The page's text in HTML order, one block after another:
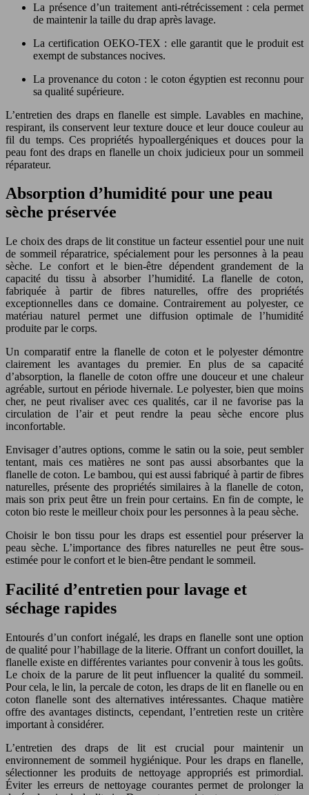
La présence d’un traitement anti-rétrécissement : cela permet
de maintenir la taille du drap après lavage.
La certification OEKO-TEX : elle garantit que le produit est
exempt de substances nocives.
La provenance du coton : le coton égyptien est reconnu pour
sa qualité supérieure.
L’entretien des draps en flanelle est simple. Lavables en machine,
respirant, ils conservent leur texture douce et leur douce couleur au
fil du temps. Ces propriétés hypoallergéniques et douces pour la
peau font des draps en flanelle un choix judicieux pour un sommeil
réparateur.
Absorption d’humidité pour une peau
sèche préservée
Le choix des draps de lit constitue un facteur essentiel pour une nuit
de sommeil réparatrice, spécialement pour les personnes à la peau
sèche. Le confort et le bien-être dépendent grandement de la
capacité du tissu à absorber l’humidité. La flanelle de coton,
fabriquée à partir de fibres naturelles, offre des propriétés
exceptionnelles dans ce domaine. Contrairement au polyester, ce
matériau naturel permet une diffusion optimale de l’humidité
produite par le corps.
Un comparatif entre la flanelle de coton et le polyester démontre
clairement les avantages du premier. En plus de sa capacité
d’absorption, la flanelle de coton offre une douceur et une chaleur
agréable, surtout en période hivernale. Le polyester, bien que moins
cher, ne peut rivaliser avec ces qualités, car il ne favorise pas la
circulation de l’air et peut rendre la peau sèche encore plus
inconfortable.
Envisager d’autres options, comme le satin ou la soie, peut sembler
tentant, mais ces matières ne sont pas aussi absorbantes que la
flanelle de coton. Le bambou, qui est aussi fabriqué à partir de fibres
naturelles, présente des propriétés similaires à la flanelle de coton,
mais son prix peut être un frein pour certains. En fin de compte, le
coton bio reste le meilleur choix pour les personnes à la peau sèche.
Choisir le bon tissu pour les draps est essentiel pour préserver la
peau sèche. L’importance des fibres naturelles ne peut être sous-
estimée pour le confort et le bien-être pendant le sommeil.
Facilité d’entretien pour lavage et
séchage rapides
Entourés d’un confort inégalé, les draps en flanelle sont une option
de qualité pour l’habillage de la literie. Offrant un confort douillet, la
flanelle existe en différentes variantes pour convenir à tous les goûts.
Le choix de la parure de lit peut influencer la qualité du sommeil.
Pour cela, le lin, la percale de coton, les draps de lit en flanelle ou en
coton flanelle sont des alternatives intéressantes. Chaque matière
offre des avantages distincts, cependant, l’entretien reste un critère
important à considérer.
L’entretien des draps de lit est crucial pour maintenir un
environnement de sommeil hygiénique. Pour les draps en flanelle,
sélectionner les produits de nettoyage appropriés est primordial.
Éviter les erreurs de nettoyage courantes permet de prolonger la